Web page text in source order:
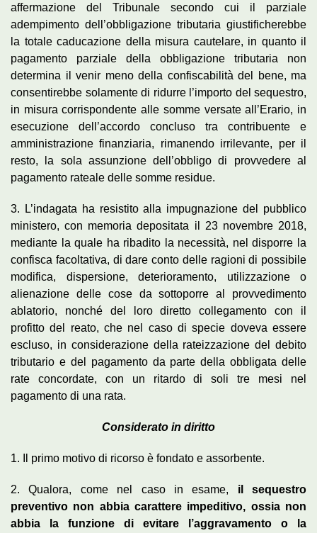
affermazione del Tribunale secondo cui il parziale
adempimento dell’obbligazione tributaria giustificherebbe
la totale caducazione della misura cautelare, in quanto il
pagamento parziale della obbligazione tributaria non
determina il venir meno della confiscabilità del bene, ma
consentirebbe solamente di ridurre l’importo del sequestro,
in misura corrispondente alle somme versate all’Erario, in
esecuzione dell’accordo concluso tra contribuente e
amministrazione finanziaria, rimanendo irrilevante, per il
resto, la sola assunzione dell’obbligo di provvedere al
pagamento rateale delle somme residue.
3. L’indagata ha resistito alla impugnazione del pubblico
ministero, con memoria depositata il 23 novembre 2018,
mediante la quale ha ribadito la necessità, nel disporre la
confisca facoltativa, di dare conto delle ragioni di possibile
modifica, dispersione, deterioramento, utilizzazione o
alienazione delle cose da sottoporre al provvedimento
ablatorio, nonché del loro diretto collegamento con il
profitto del reato, che nel caso di specie doveva essere
escluso, in considerazione della rateizzazione del debito
tributario e del pagamento da parte della obbligata delle
rate concordate, con un ritardo di soli tre mesi nel
pagamento di una rata.
Considerato in diritto
1. Il primo motivo di ricorso è fondato e assorbente.
2. Qualora, come nel caso in esame, il sequestro
preventivo non abbia carattere impeditivo, ossia non
abbia la funzione di evitare l’aggravamento o la